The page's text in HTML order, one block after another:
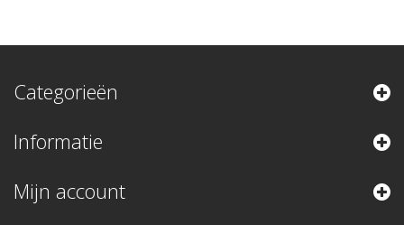
Categorieën
Informatie
Mijn account